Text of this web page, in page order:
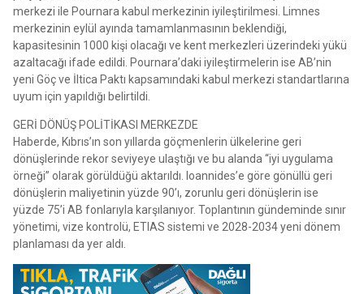
merkezi ile Pournara kabul merkezinin iyileştirilmesi. Limnes
merkezinin eylül ayında tamamlanmasının beklendiği,
kapasitesinin 1000 kişi olacağı ve kent merkezleri üzerindeki yükü
azaltacağı ifade edildi. Pournara’daki iyileştirmelerin ise AB’nin
yeni Göç ve İltica Paktı kapsamındaki kabul merkezi standartlarına
uyum için yapıldığı belirtildi.
GERİ DÖNÜŞ POLİTİKASI MERKEZDE
Haberde, Kıbrıs’ın son yıllarda göçmenlerin ülkelerine geri
dönüşlerinde rekor seviyeye ulaştığı ve bu alanda “iyi uygulama
örneği” olarak görüldüğü aktarıldı. Ioannides’e göre gönüllü geri
dönüşlerin maliyetinin yüzde 90’ı, zorunlu geri dönüşlerin ise
yüzde 75’i AB fonlarıyla karşılanıyor. Toplantının gündeminde sınır
yönetimi, vize kontrolü, ETIAS sistemi ve 2028-2034 yeni dönem
planlaması da yer aldı.